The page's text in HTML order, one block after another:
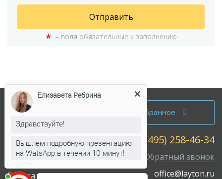
Отправить
* – поля обязательные к заполнению
Аренда офисов
Продажа офисов
Собственникам
Карта сайта
Работа у нас
Избранное
+7 (495) 258-46-34
Обратный звонок
office@layton.ru
Елизавета Ребрина
Здравствуйте!
Вышлем подробную презентацию
на WatsApp в течении 10 минут!